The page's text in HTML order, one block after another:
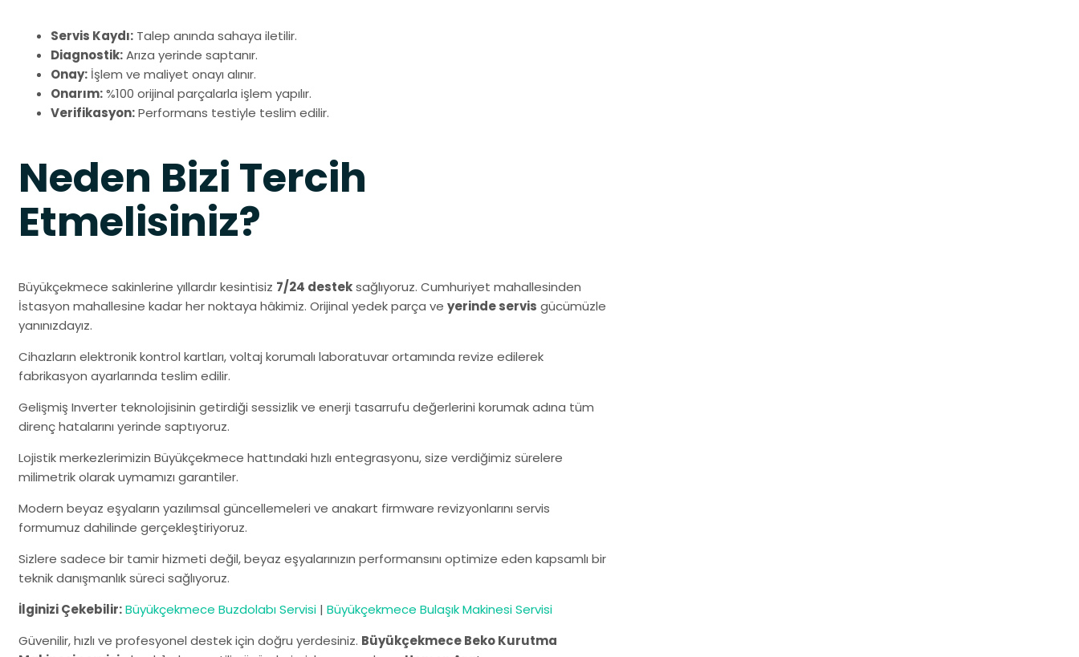
Servis Kaydı: Talep anında sahaya iletilir.
Diagnostik:Arıza yerinde saptanır.
Onay: İşlem ve maliyet onayı alınır.
Onarım:%100 orijinal parçalarla işlem yapılır.
Verifikasyon:Performans testiyle teslim edilir.
Neden Bizi Tercih
Etmelisiniz?
Büyükçekmece sakinlerine yıllardır kesintisiz 7/24 desteksağlıyoruz. Cumhuriyet mahallesinden
İstasyon mahallesine kadar her noktaya hâkimiz. Orijinal yedek parça ve yerinde servis gücümüzle
yanınızdayız.
Cihazların elektronik kontrol kartları, voltaj korumalı laboratuvar ortamında revize edilerek
fabrikasyon ayarlarında teslim edilir.
Gelişmiş Inverter teknolojisinin getirdiği sessizlik ve enerji tasarrufu değerlerini korumak adına tüm
direnç hatalarını yerinde saptıyoruz.
Lojistik merkezlerimizin Büyükçekmece hattındaki hızlı entegrasyonu, size verdiğimiz sürelere
milimetrik olarak uymamızı garantiler.
Modern beyaz eşyaların yazılımsal güncellemeleri ve anakart firmware revizyonlarını servis
formumuz dahilinde gerçekleştiriyoruz.
Sizlere sadece bir tamir hizmeti değil, beyaz eşyalarınızın performansını optimize eden kapsamlı bir
teknik danışmanlık süreci sağlıyoruz.
İlginizi Çekebilir:Büyükçekmece Buzdolabı Servisi | Büyükçekmece Bulaşık Makinesi Servisi
Güvenilir, hızlı ve profesyonel destek için doğru yerdesiniz. Büyükçekmece Beko Kurutma